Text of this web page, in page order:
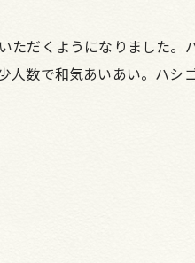
ただくようになりました
人数で和気あいあい。ハシ